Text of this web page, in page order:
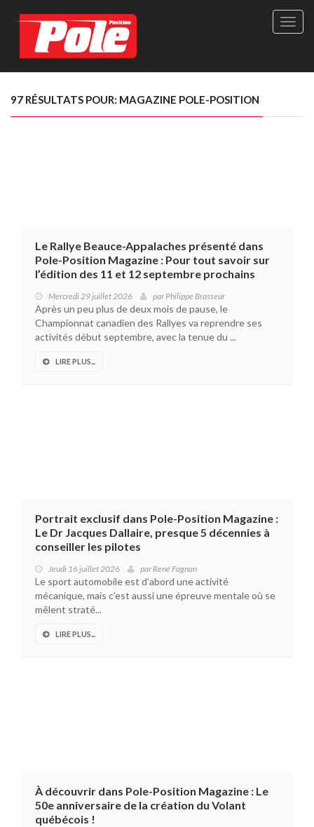
Site
Le
97 RÉSULTATS POUR: MAGAZINE POLE-POSITION
Le Rallye Beauce-Appalaches présenté dans
Pole-Position Magazine : Pour tout savoir sur
l’édition des 11 et 12 septembre prochains
Mercredi 29 juillet 2026 parPhilippe Brasseur
Après un peu plus de deux mois de pause, le
Championnat canadien des Rallyes va reprendre ses
activités début septembre, avec la tenue du ...
LIRE PLUS...
Portrait exclusif dans Pole-Position Magazine :
Le Dr Jacques Dallaire, presque 5 décennies à
conseiller les pilotes
Jeudi 16 juillet 2026 parRené Fagnan
Le sport automobile est d’abord une activité
mécanique, mais c’est aussi une épreuve mentale où se
mêlent straté...
LIRE PLUS...
À découvrir dans Pole-Position Magazine : Le
50e anniversaire de la création du Volant
québécois !